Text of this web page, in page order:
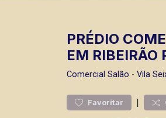
PRÉDIO
EM RIBEIRÃO
Comercial Salão - Vila
Favoritar |